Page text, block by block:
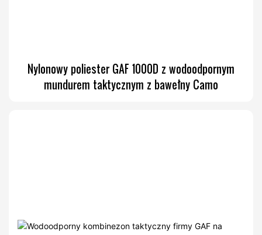
Nylonowy poliester GAF 1000D z wodoodpornym
mundurem taktycznym z bawełny Camo